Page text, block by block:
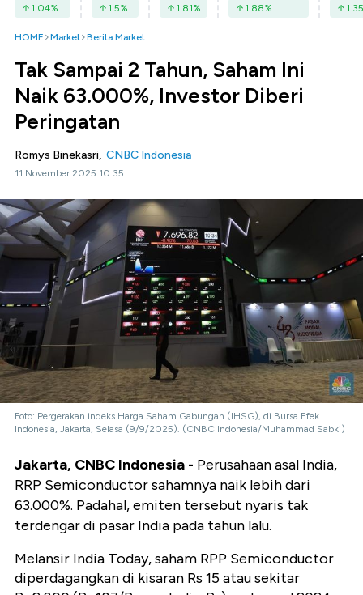
1.04% 1.5% 1.81% 1.88% 1.35
HOME Market Berita Market
Tak Sampai 2 Tahun, Saham Ini
Naik 63.000%, Investor Diberi
Peringatan
Romys Binekasri, CNBC Indonesia
11 November 2025 10:35
Foto: Pergerakan indeks Harga Saham Gabungan (IHSG), di Bursa Efek
Indonesia, Jakarta, Selasa (9/9/2025). (CNBC Indonesia/Muhammad Sabki)
Jakarta, CNBC Indonesia - Perusahaan asal India,
RRP Semiconductor sahamnya naik lebih dari
63.000%. Padahal, emiten tersebut nyaris tak
terdengar di pasar India pada tahun lalu.
Melansir India Today, saham RPP Semiconductor
diperdagangkan di kisaran Rs 15 atau sekitar